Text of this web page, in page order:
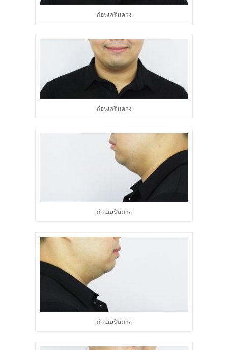
ก่อนเสริมคาง
ก่อนเสริมคาง
ก่อนเสริมคาง
ก่อนเสริมคาง